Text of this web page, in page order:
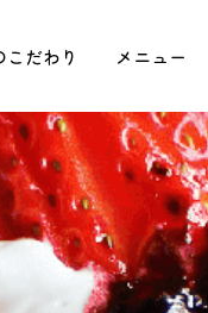
こだわり メニュー